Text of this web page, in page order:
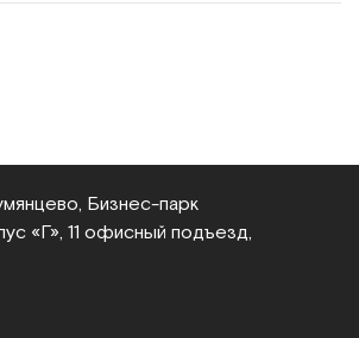
Бизнес‑парк
«Г», 11 офисный подъезд,